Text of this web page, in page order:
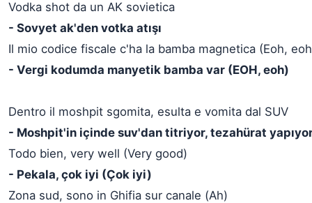
Vodka shot da un AK sovietica
- Sovyet ak'den votka atışı
Il mio codice fiscale c'ha la bamba magnetica (Eoh,
- Vergi kodumda manyetik bamba var (EOH, eoh)
Dentro il moshpit sgomita, esulta e vomita dal SUV
- Moshpit'in içinde suv'dan titriyor, tezahürat
Todo bien, very well (Very good)
- Pekala, çok iyi (Çok iyi)
Zona sud, sono in Ghifia sur canale (Ah)